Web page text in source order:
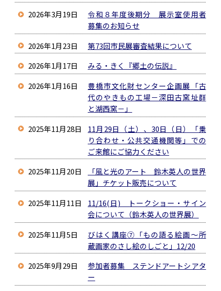
2026年3月19日
令和８年度後期分 展示室使用者
募集のお知らせ
2026年1月23日
第73回市民展審査結果について
2026年1月17日
みる・きく『郷土の伝説』
2026年1月16日
豊橋市文化財センター企画展「古
代のやきもの工場－深田古窯址群
と湖西窯－」
2025年11月28日
11月29日（土）、30日（日）「乗
り合わせ・公共交通機関等」での
ご来館にご協力ください
2025年11月20日
「風と光のアート 鈴木英人の世界
展」チケット販売について
2025年11月11日
11/16(日) トークショー・サイン
会について（鈴木英人の世界展）
2025年11月5日
びはく講座⑦「もの語る絵画～所
蔵画家のさし絵のしごと」12/20
2025年9月29日
参加者募集 ステンドアートシアタ
ー